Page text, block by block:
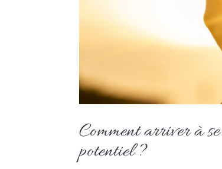
Comment arriver à
potentiel ?